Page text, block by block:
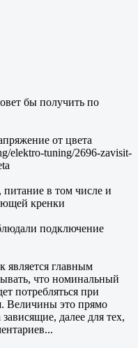
бы получить по
от цвета
elektro-tuning/2696-zavisit-
в том числе и
кренки
подключение
является главным
что номинальный
потребляться при
Величины это прямо
далее для тех,